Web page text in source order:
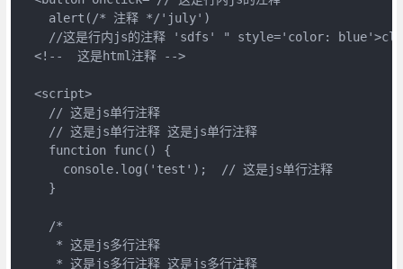
    alert(/* 注释 */'july')
//这是行内js的注释 'sdfs' " style='color:
  <!--  这是html注释 -->
  <script>
    // 这是js单行注释
    // 这是js单行注释 这是js单行注释
    function func() {
      console.log('test');  // 这是js单行注释
    }
    /*
     * 这是js多行注释
     * 这是js多行注释 这是js多行注释